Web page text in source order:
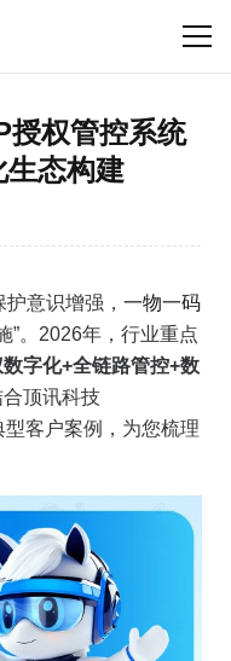
授权管控系统
生态构建
意识增强， 一物一码
”。2026年，行业重点
数字化+全链路管控+数
顶讯科技
型客户案例，为您梳理